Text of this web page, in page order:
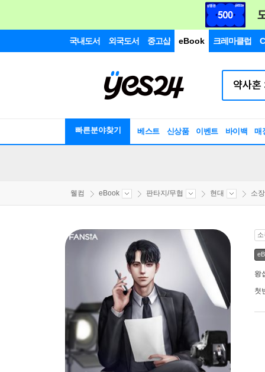
국내도서 외국도서 중고샵 eBook 크레마클럽
빠른분야찾기 베스트 신상품 이벤트 바이백 매
웰컴 eBook 판타지/무협 현대 소장
왕
첫